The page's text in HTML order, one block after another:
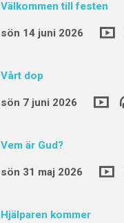
Välkommen till festen
sön 14 juni 2026
Vårt dop
sön 7 juni 2026
Vem är Gud?
sön 31 maj 2026
Hjälparen kommer